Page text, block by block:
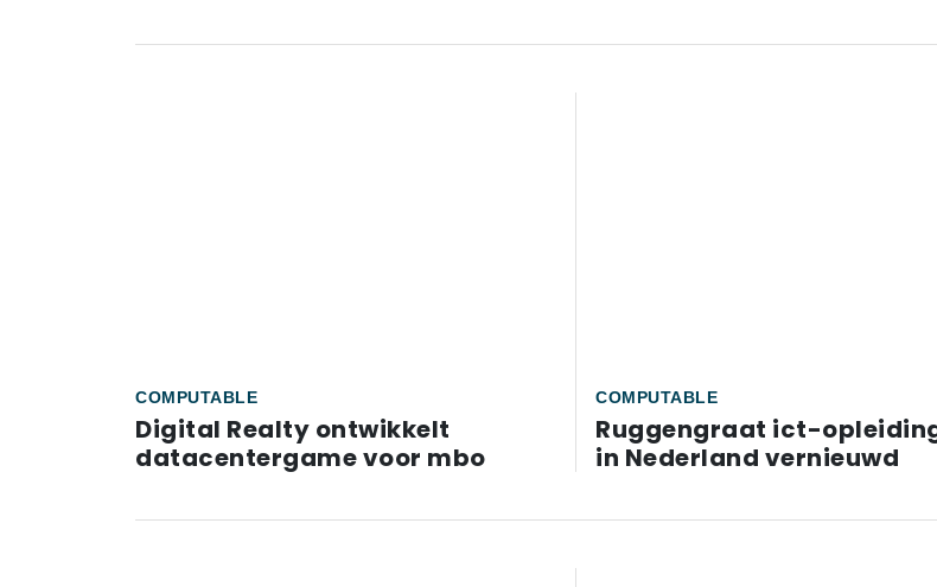
COMPUTABLE
Digital Realty ontwikkelt
datacentergame voor mbo
COMPUTABLE
Ruggengraat ict-
in Nederland vernieuwd